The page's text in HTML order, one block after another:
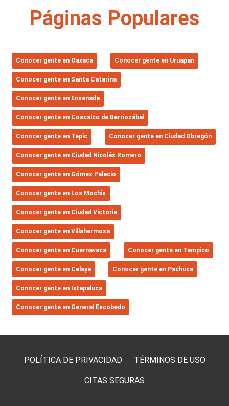
Páginas Populares
Conocer gente en Oaxaca Conocer gente en Uruapan
Conocer gente en Santa Catarina
Conocer gente en Ensenada
Conocer gente en Coacalco de Berriozábal
Conocer gente en Tepic Conocer gente en Ciudad Obregón
Conocer gente en Ciudad Nicolás Romero
Conocer gente en Gómez Palacio
Conocer gente en Los Mochis
Conocer gente en Ciudad Victoria
Conocer gente en Villahermosa
Conocer gente en Cuernavaca Conocer gente en Tampico
Conocer gente en Celaya Conocer gente en Pachuca
Conocer gente en Ixtapaluca
Conocer gente en General Escobedo
POLÍTICA DE PRIVACIDAD TÉRMINOS DE USO
CITAS SEGURAS